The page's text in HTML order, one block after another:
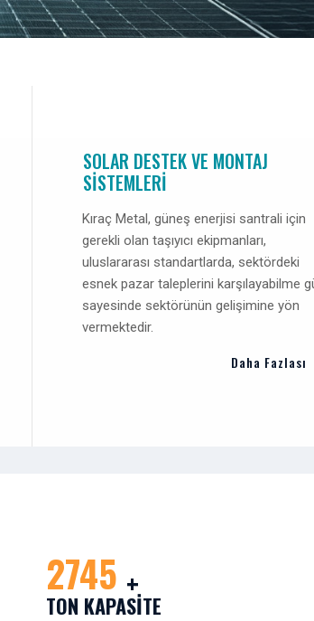
SOLAR DESTEK VE MONTAJ
SISTEMLERI
Kıraç Metal, güneş enerjisi santrali için
gerekli olan taşıyıcı ekipmanları,
uluslararası standartlarda, sektördeki
esnek pazar taleplerini karşılayabilme
sayesinde sektörünün gelişimine yön
vermektedir.
Daha Fazlası
3000 +
TON KAPASITE